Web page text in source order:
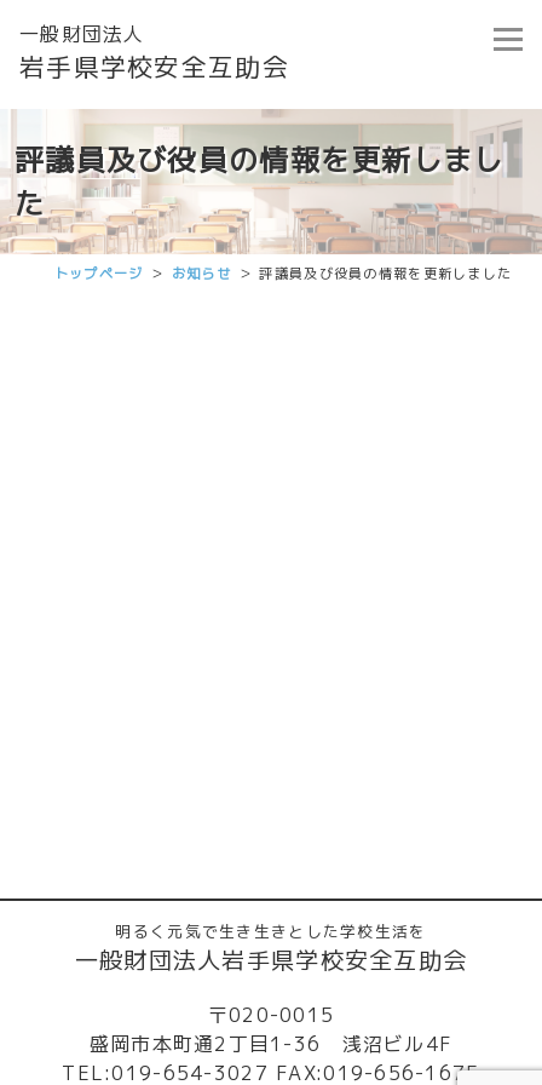
一般財団法人
岩手県学校安全互助会
評議員及び役員の情報を更新しまし
た
トップページ お知らせ 評議員及び役員の情報を更新しました
明るく元気で生き生きとした学校生活を
一般財団法人岩手県学校安全互助会
〒020-0015
盛岡市本町通2丁目1-36 浅沼ビル4F
TEL:019-654-3027 FAX:019-656-1675